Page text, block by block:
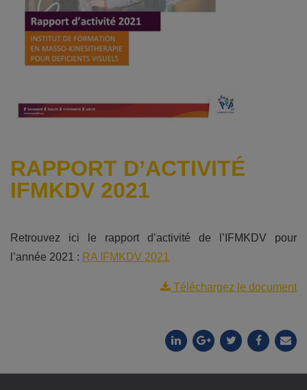
RAPPORT D’ACTIVITÉ
IFMKDV 2021
Retrouvez ici le rapport d’activité de l’IFMKDV pour
l’année 2021 : RA IFMKDV 2021
Téléchargez le document